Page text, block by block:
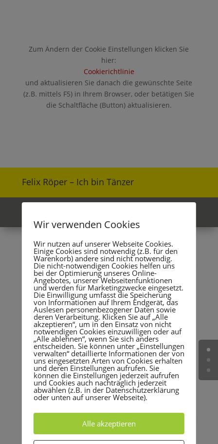
Zum Ändern der Cookie Einstellungen klicken Sie
hier:
Cookierichtlinie
und aktualisieren Sie danach die gewünschte Seite
(z.B. mittels F5) in Ihrem Browser, oder betätigen Sie
die Schaltfläche (Button) aktualisieren.
Felix Röper – Ich bin Tänzer
Wir verwenden Cookies
Wir nutzen auf unserer Webseite Cookies.
Einige Cookies sind notwendig (z.B. für den
Warenkorb) andere sind nicht notwendig.
Die nicht-notwendigen Cookies helfen uns
bei der Optimierung unseres Online-
Angebotes, unserer Webseitenfunktionen
und werden für Marketingzwecke eingesetzt.
Die Einwilligung umfasst die Speicherung
von Informationen auf Ihrem Endgerät, das
Auslesen personenbezogener Daten sowie
deren Verarbeitung. Klicken Sie auf „Alle
akzeptieren“, um in den Einsatz von nicht
notwendigen Cookies einzuwilligen oder auf
„Alle ablehnen“, wenn Sie sich anders
entscheiden. Sie können unter „Einstellungen
verwalten“ detaillierte Informationen der von
uns eingesetzten Arten von Cookies erhalten
und deren Einstellungen aufrufen. Sie
können die Einstellungen jederzeit aufrufen
und Cookies auch nachträglich jederzeit
abwählen (z.B. in der Datenschutzerklärung
oder unten auf unserer Webseite).
Alle akzeptieren